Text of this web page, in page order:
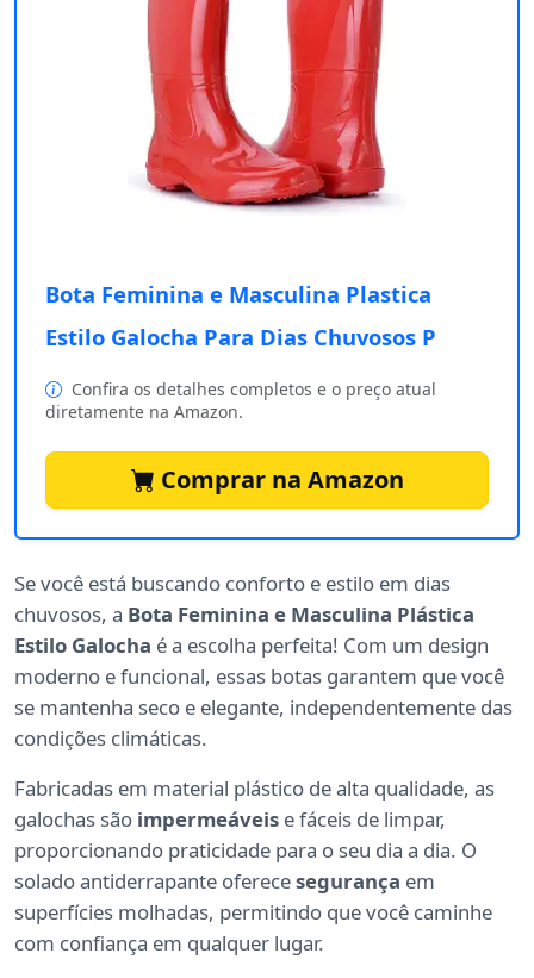
Bota Feminina e Masculina Plastica
Estilo Galocha Para Dias Chuvosos P
Confira os detalhes completos e o preço atual
diretamente na Amazon.
Comprar na Amazon
Se você está buscando conforto e estilo em dias
chuvosos, a Bota Feminina e Masculina Plástica
Estilo Galocha é a escolha perfeita! Com um design
moderno e funcional, essas botas garantem que você
se mantenha seco e elegante, independentemente das
condições climáticas.
Fabricadas em material plástico de alta qualidade, as
galochas são impermeáveis e fáceis de limpar,
proporcionando praticidade para o seu dia a dia. O
solado antiderrapante oferecesegurança em
superfícies molhadas, permitindo que você caminhe
com confiança em qualquer lugar.